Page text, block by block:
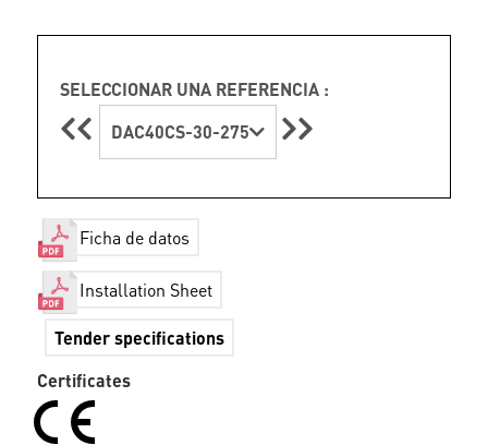
SELECCIONAR UNA REFERENCIA :
DAC40CS-30-275
Ficha de datos
Installation Sheet
Tender specifications
Certificates